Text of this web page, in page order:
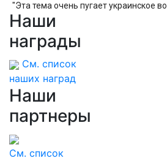
"Эта тема очень пугает украинское
командование"
Наши
награды
См. список
наших наград
Наши
партнеры
См. список